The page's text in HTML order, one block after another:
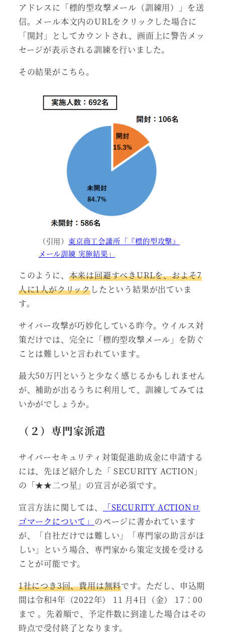
アドレスに「標的型攻撃メール（訓練用）」を送
信。メール本文内のURLをクリックした場合に
「開封」としてカウントされ、画面上に警告メッ
セージが表示される訓練を行いました。
その結果がこちら。
（引用） 東京商工会議所「『標的型攻撃』
メール訓練 実施結果」
このように、 本来は回避すべきURLを、およそ7
人に1人がクリックしたという結果が出ていま
す。
サイバー攻撃が巧妙化している昨今。ウイルス対
策だけでは、完全に「標的型攻撃メール」を防ぐ
ことは難しいと言われています。
最大50万円というと少なく感じるかもしれません
が、補助が出るうちに利用して、訓練してみては
いかがでしょうか。
（２）専門家派遣
サイバーセキュリティ対策促進助成金に申請する
には、先ほど紹介した「 SECURITY ACTION」
の「★★二つ星」の宣言が必須です。
宣言方法に関しては、
「SECURITY ACTIONロ
ゴマークについて」 のページに書かれています
が、「自社だけでは難しい」「専門家の助言がほ
しい」という場合、専門家から策定支援を受ける
ことが可能です。
1社につき3回、費用は無料です。ただし、申込期
間は令和4年（2022年） 11 月4日（金） 17：00
まで 。先着順で、予定件数に到達した場合はその
時点で受付終了となります。